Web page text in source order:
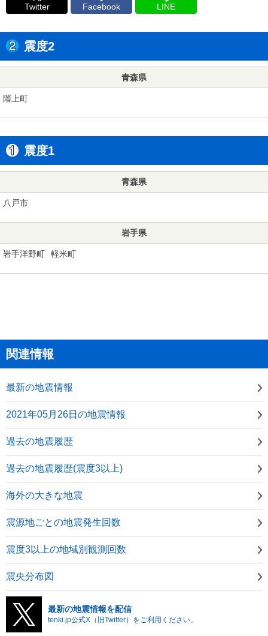
Twitter Facebook LINE
震度2
青森県
階上町
震度1
青森県
八戸市
岩手県
岩手洋野町 軽米町
関連情報
最新の地震情報
2021年05月26日の地震情報
過去の地震履歴
過去の地震履歴(震度3以上)
海外の大きな地震
震源地ごとの地震発生回数
震度3以上の地域別観測回数
震央分布図
最新の地震情報を配信
tenki.jp公式X（旧Twitter）をご利用ください。